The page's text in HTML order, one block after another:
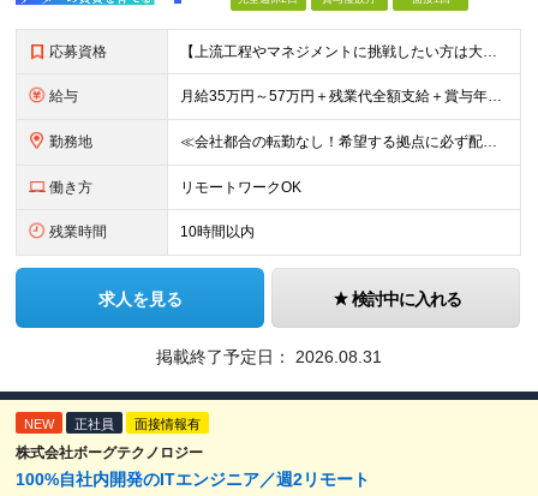
応募資格 【上流工程やマネジメントに挑戦したい方は大歓迎です！】 ★開発エンジニアとしての実務経験をお持ちの方 ★上記に加え、下記いずれかに該当する方 ・チームのリーダー／サブリーダーの経験をお持ちの方 ・教育
給与 月給35万円～57万円＋残業代全額支給＋賞与年3.45ヵ月(リーダー経験者) 月給32万円～43万円＋残業代全額支給＋賞与年3.45ヵ月(実務経験者) 入社時想定年収： 490万円～798万円(リー
勤務地 ≪会社都合の転勤なし！希望する拠点に必ず配属します。新潟Uターン・Iターン大歓迎！≫ 首都圏(東京、神奈川、千葉、埼玉)または新潟市、長岡市周辺のお客様先または各拠点での勤務となります。 ■東京支社
働き方 リモートワークOK
残業時間 10時間以内
求人を見る 検討中に入れる
掲載終了予定日： 2026.08.31
NEW 正社員 面接情報有
株式会社ボーグテクノロジー
100%自社内開発のITエンジニア／週2リモート